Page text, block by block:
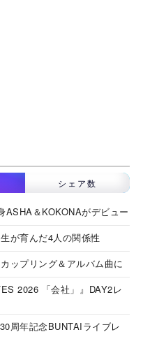
シェア数
ASHA＆KOKONAがデビュー
が育んだ4人の関係性
ップリング＆アルバム曲に
2026 「会社」』DAY2レ
周年記念BUNTAIライブレ